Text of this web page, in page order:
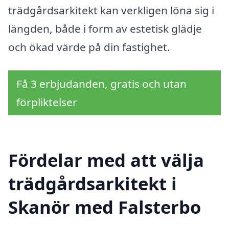
trädgårdsarkitekt kan verkligen löna sig i
längden, både i form av estetisk glädje
och ökad värde på din fastighet.
Få 3 erbjudanden, gratis och utan
förpliktelser
Fördelar med att välja
trädgårdsarkitekt i
Skanör med Falsterbo